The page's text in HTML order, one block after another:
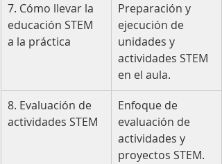
7. Cómo llevar la
educación STEM
a la práctica
Preparación y
ejecución de
unidades y
actividades STEM
en el aula.
8. Evaluación de
actividades STEM
Enfoque de
evaluación de
actividades y
proyectos STEM.